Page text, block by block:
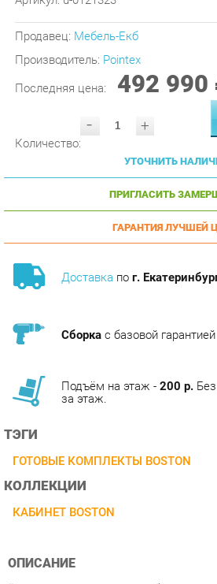
Производитель:Pointex
Последняя цена: 492 990 ₽
-
УТОЧНИТЬ НАЛИЧИЕ
ПРИГЛАСИТЬ
ГАРАНТИЯ ЛУЧШЕЙ
Доставкапог. Екатеринбург
ТЭГИ
КОЛЛЕКЦИИ
КАБИНЕТ BOSTON
ОПИСАНИЕ
классические интерьерные
функциональности, оптимальное